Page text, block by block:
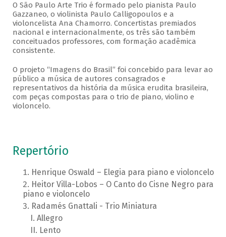
O São Paulo Arte Trio é formado pelo pianista Paulo
Gazzaneo, o violinista Paulo Calligopoulos e a
violoncelista Ana Chamorro. Concertistas premiados
nacional e internacionalmente, os três são também
conceituados professores, com formação acadêmica
consistente.
O projeto “Imagens do Brasil” foi concebido para levar ao
público a música de autores consagrados e
representativos da história da música erudita brasileira,
com peças compostas para o trio de piano, violino e
violoncelo.
Repertório
Henrique Oswald – Elegia para piano e violoncelo
Heitor Villa-Lobos – O Canto do Cisne Negro para
piano e violoncelo
Radamés Gnattali - Trio Miniatura
Allegro
Lento